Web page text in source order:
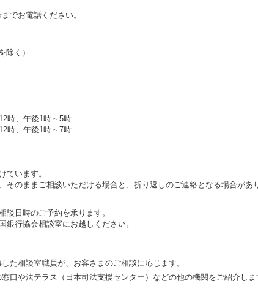
でお電話ください。
除く）
時、午後1時～5時
、午後1時～7時
ています。
そのままご相談いただける場合と、折り返しのご連絡となる場合があ
談日時のご予約を承ります。
銀行協会相談室にお越しください。
た相談室職員が、お客さまのご相談に応じます。
口や法テラス（日本司法支援センター）などの他の機関をご紹介しま